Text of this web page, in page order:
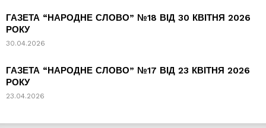
ГАЗЕТА “НАРОДНЕ СЛОВО” №18 ВІД 30 КВІТНЯ 2026
РОКУ
30.04.2026
ГАЗЕТА “НАРОДНЕ СЛОВО” №17 ВІД 23 КВІТНЯ 2026
РОКУ
23.04.2026